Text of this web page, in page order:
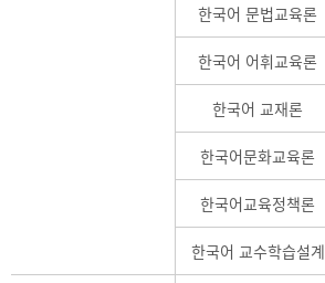
한국어 문법교육론
한국어 어휘교육론
한국어 교재론
한국어문화교육론
한국어교육정책론
한국어 교수학습설계